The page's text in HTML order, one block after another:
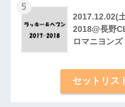
5
2017.12.02(
2018@長野
ロマニヨンズ
セットリス